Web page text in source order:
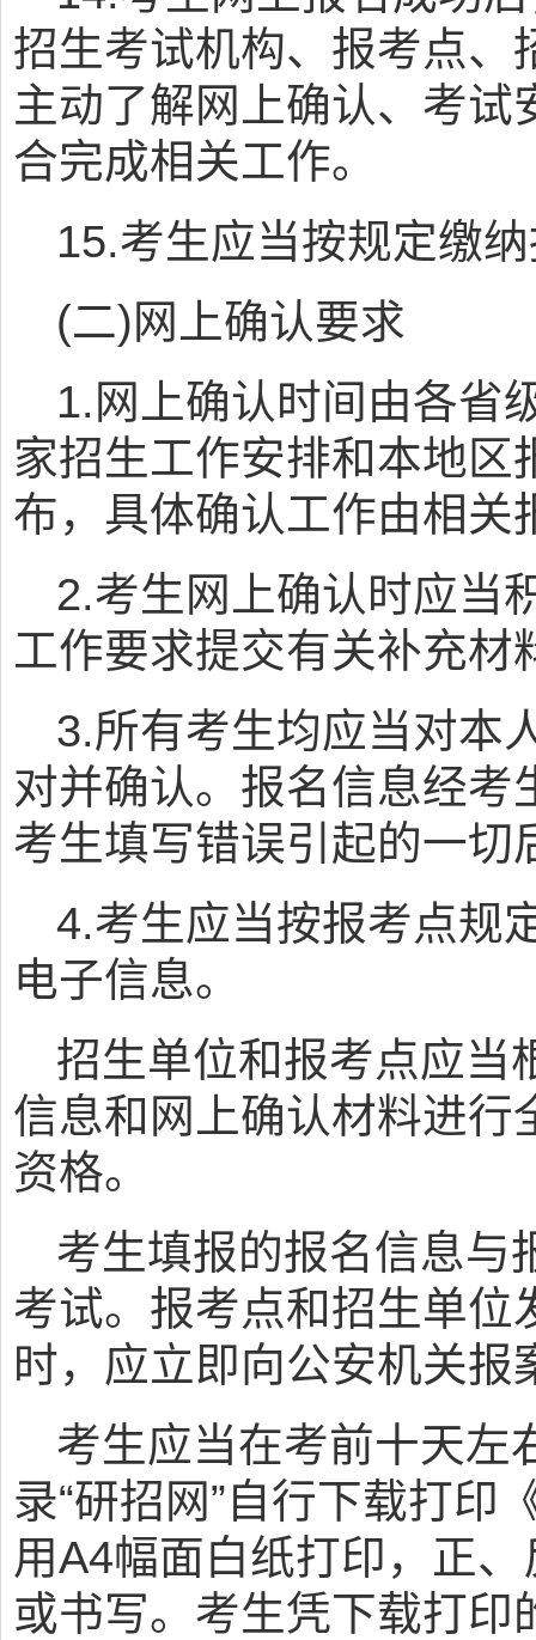
招生考试机构、报考点、
主动了解网上确认、考
合完成相关工作。
15.考生应当按规定缴
(二)网上确认要求
1.网上确认时间由各省
家招生工作安排和本地
布，具体确认工作由相关
2.考生网上确认时应当
工作要求提交有关补充材
3.所有考生均应当对本
对并确认。报名信息经考
考生填写错误引起的一切
4.考生应当按报考点规
电子信息。
招生单位和报考点应当
信息和网上确认材料进行
资格。
考生填报的报名信息与
考试。报考点和招生单位
时，应立即向公安机关报
考生应当在考前十天左
录“研招网”自行下载打印
用A4幅面白纸打印，正
或书写。考生凭下载打印